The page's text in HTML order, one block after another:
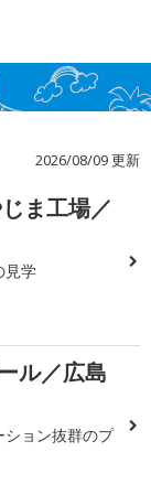
2026/08/09 更新
ま工場／
見学
ル／広島
ション抜群のプ